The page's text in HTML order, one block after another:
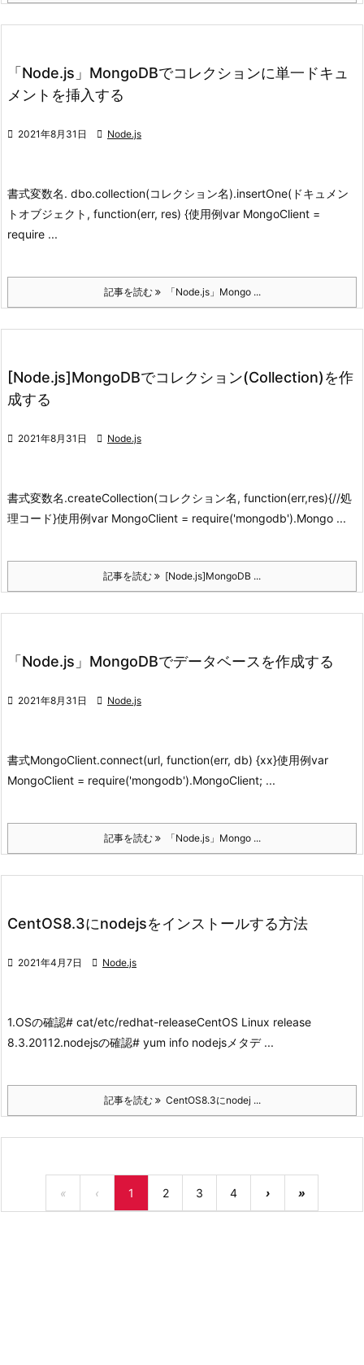
「Node.js」MongoDBでコレクションに単一ドキュ
メントを挿入する
 2021年8月31日  Node.js
書式変数名. dbo.collection(コレクション名).insertOne(ドキュメン
トオブジェクト, function(err, res) {使用例var MongoClient =
require ...
記事を読む 「Node.js」Mongo ...
[Node.js]MongoDBでコレクション(Collection)を作
成する
 2021年8月31日  Node.js
書式変数名.createCollection(コレクション名, function(err,res){//処
理コード}使用例var MongoClient = require('mongodb').Mongo ...
記事を読む [Node.js]MongoDB ...
「Node.js」MongoDBでデータベースを作成する
 2021年8月31日  Node.js
書式MongoClient.connect(url, function(err, db) {xx}使用例var
MongoClient = require('mongodb').MongoClient; ...
記事を読む 「Node.js」Mongo ...
CentOS8.3にnodejsをインストールする方法
 2021年4月7日  Node.js
1.OSの確認# cat/etc/redhat-releaseCentOS Linux release
8.3.20112.nodejsの確認# yum info nodejs メタデ ...
記事を読む CentOS8.3にnodej ...
« ‹ 1 2 3 4 › »